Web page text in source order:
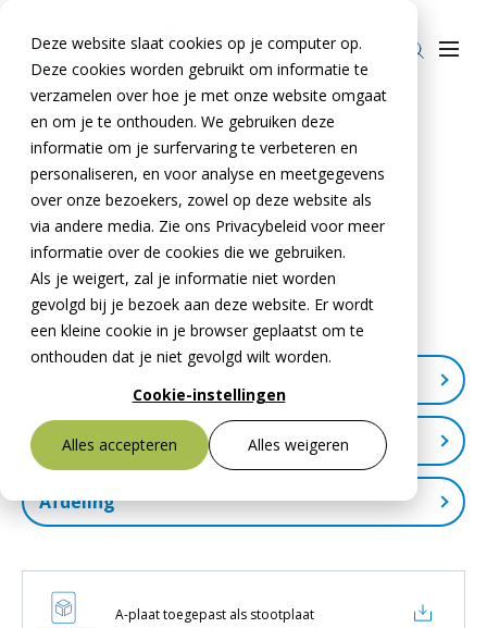
Deze website slaat cookies op je computer op.
Deze cookies worden gebruikt om informatie te
verzamelen over hoe je met onze website omgaat
en om je te onthouden. We gebruiken deze
informatie om je surfervaring te verbeteren en
personaliseren, en voor analyse en meetgegevens
over onze bezoekers, zowel op deze website als
via andere media. Zie ons Privacybeleid voor meer
informatie over de cookies die we gebruiken.
Als je weigert, zal je informatie niet worden
gevolgd bij je bezoek aan deze website. Er wordt
een kleine cookie in je browser geplaatst om te
onthouden dat je niet gevolgd wilt worden.
Cookie-instellingen
Alles accepteren Alles weigeren
Bestekservice Stelcon
Downloads
Werken bij
Producten
Stelcon®
Railcon®
Divicon®
BTE Groep
Onze verhalen
Over ons
Over De Meteoor Beton B.V.
Over Stelcon®
Over Railcon®
Over Divicon®
Medewerkers
MVO
Contact
Contact Stelcon®
Contact Railcon®
Contact Divicon®
Openingstijden
Home »Downloads
Downloads
Verfijn je zoekopdracht
Categorie
Productspecificaties (25)
Prestatieverklaringen (7)
Afdeling
Stelcon (18)
Railcon (14)A-plaat toegepast als stootplaat